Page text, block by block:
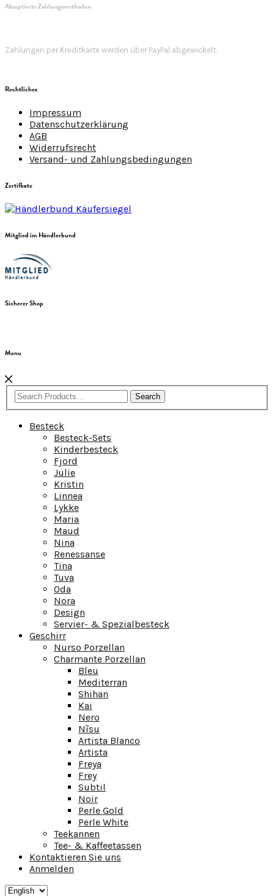
Akzeptierte Zahlungsmethoden
Zahlungen per Kreditkarte werden über PayPal abgewickelt.
Rechtliches
Impressum
Datenschutzerklärung
AGB
Widerrufsrecht
Versand- und Zahlungsbedingungen
Zertifkate
Mitglied im Händlerbund
Sicherer Shop
Menu
Search
Besteck
Besteck-Sets
Kinderbesteck
Fjord
Julie
Kristin
Linnea
Lykke
Maria
Maud
Nina
Renessanse
Tina
Tuva
Oda
Nora
Design
Servier- & Spezialbesteck
Geschirr
Nurso Porzellan
Charmante Porzellan
Bleu
Mediterran
Shihan
Kai
Nero
Nīsu
Artista Blanco
Artista
Freya
Frey
Subtil
Noir
Perle Gold
Perle White
Teekannen
Tee- & Kaffeetassen
Kontaktieren Sie uns
Anmelden